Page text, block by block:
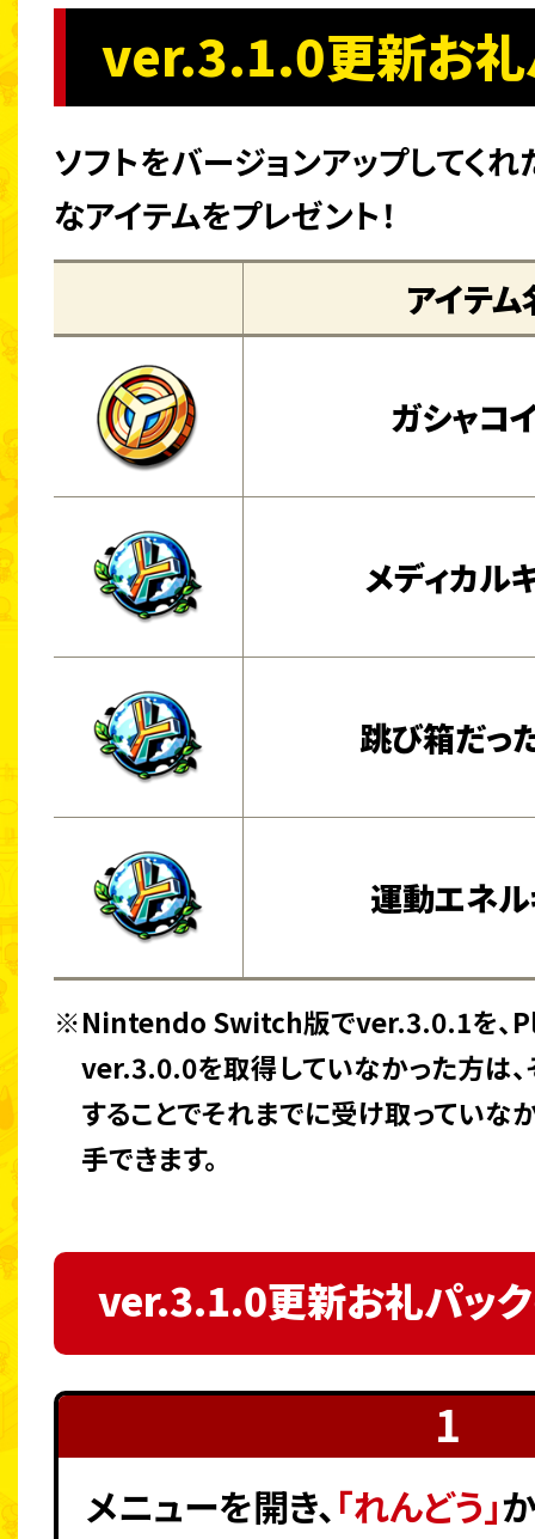
ver.3.1.0更新お礼
ソフトをバージョンアップしてく
なアイテムをプレゼント！
アイテム
ガシャコ
メディカル
跳び箱だっ
運動エネ
※Nintendo Switch版でver.3.0.1を、
ver.3.0.0を取得していなかった方は
することでそれまでに受け取っていな
手できます。
ver.3.1.0更新お礼パッ
メニューを開き、「れんどう」